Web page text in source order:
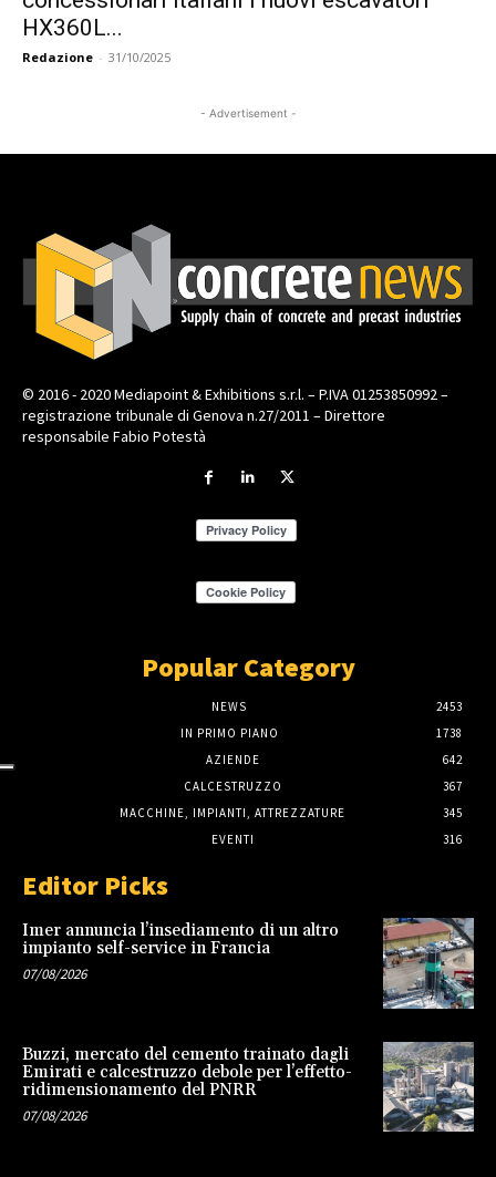
HX360L...
Redazione - 31/10/2025
- Advertisement -
© 2016 - 2020 Mediapoint & Exhibitions s.r.l. – P.IVA 01253850992 –
registrazione tribunale di Genova n.27/2011 – Direttore
responsabile Fabio Potestà
Popular Category
NEWS
2453
IN PRIMO PIANO
1738
AZIENDE
642
CALCESTRUZZO
367
MACCHINE, IMPIANTI, ATTREZZATURE
345
EVENTI
316
Editor Picks
Imer annuncia l’insediamento di un altro
impianto self-service in Francia
07/08/2026
Buzzi, mercato del cemento trainato dagli
Emirati e calcestruzzo debole per l’effetto-
ridimensionamento del PNRR
07/08/2026